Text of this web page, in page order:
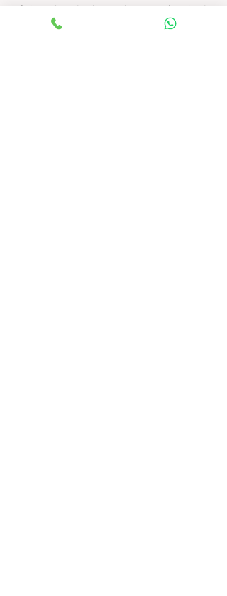
efeito antioxidante e evitam o acúmulo de
gordura  no interior dos vasos oculares.